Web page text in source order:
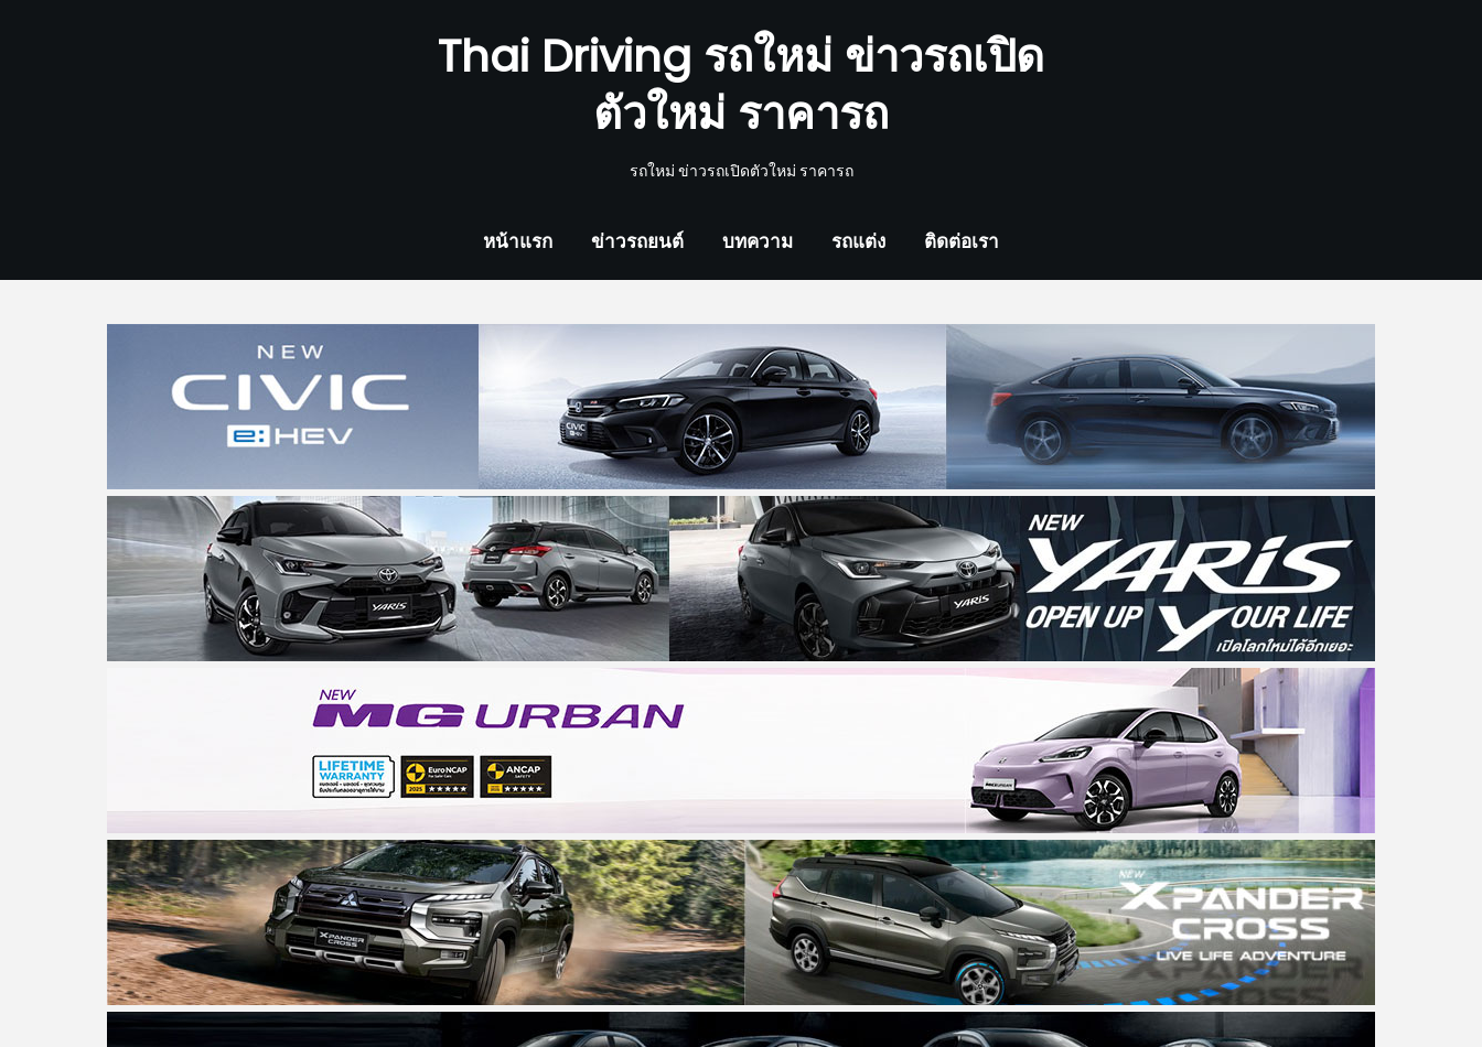
Thai Driving รถใหม่ ข่าวรถเปิด
ตัวใหม่ ราคารถ
รถใหม่ ข่าวรถเปิดตัวใหม่ ราคารถ
หน้าแรก ข่าวรถยนต์ บทความ รถแต่ง ติดต่อเรา